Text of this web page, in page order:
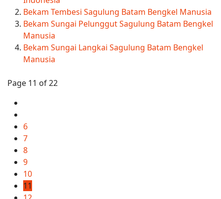
Bekam Tembesi Sagulung Batam Bengkel Manusia
Bekam Sungai Pelunggut Sagulung Batam Bengkel
Manusia
Bekam Sungai Langkai Sagulung Batam Bengkel
Manusia
Page 11 of 22
6
7
8
9
10
11